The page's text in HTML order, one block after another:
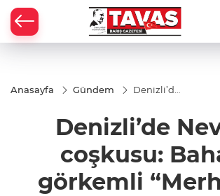
Anasayfa Gündem
Denizli’de
Bahara
görkemli
“Merhaba”
Denizli’de
coşkusu:
görkemli